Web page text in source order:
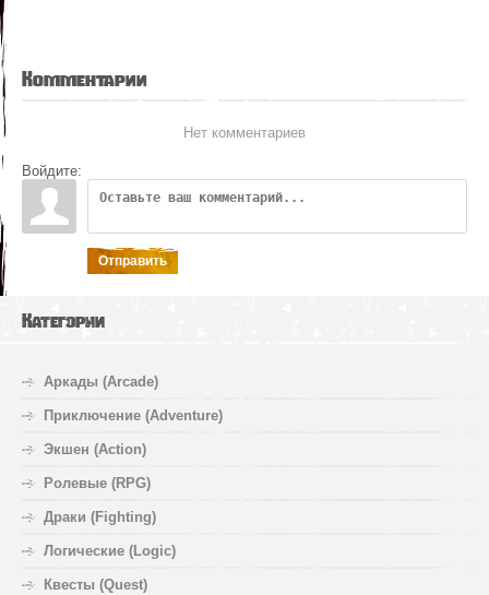
Комментарии
Нет комментариев
Войдите:
Отправить
Категории
Аркады (Arcade)
Приключение (Adventure)
Экшен (Action)
Ролевые (RPG)
Драки (Fighting)
Логические (Logic)
Квесты (Quest)